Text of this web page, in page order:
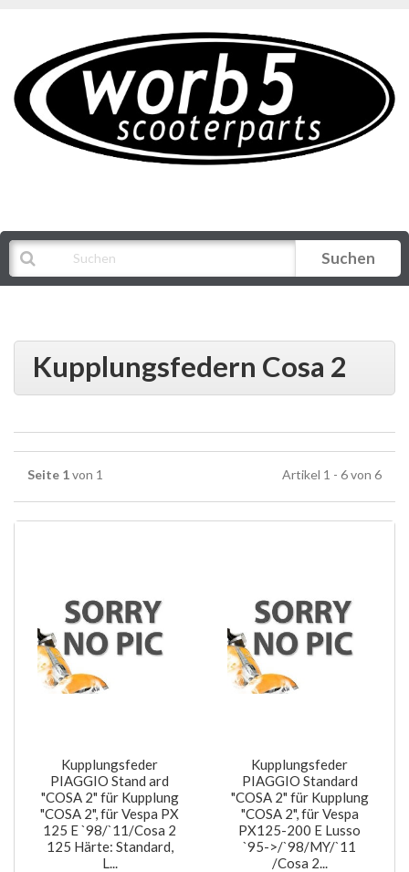
Suchen
Kupplungsfedern Cosa 2
Seite 1von 1 Artikel 1 - 6 von 6
Kupplungsfeder
PIAGGIO Stand ard
"COSA 2" für Kupplung
"COSA 2", für Vespa PX
125 E `98/`11/Cosa 2
125 Härte: Standard,
L...
Kupplungsfeder
PIAGGIO Standard
"COSA 2" für Kupplung
"COSA 2", für Vespa
PX125-200 E Lusso
`95->/`98/MY/`11
/Cosa 2...